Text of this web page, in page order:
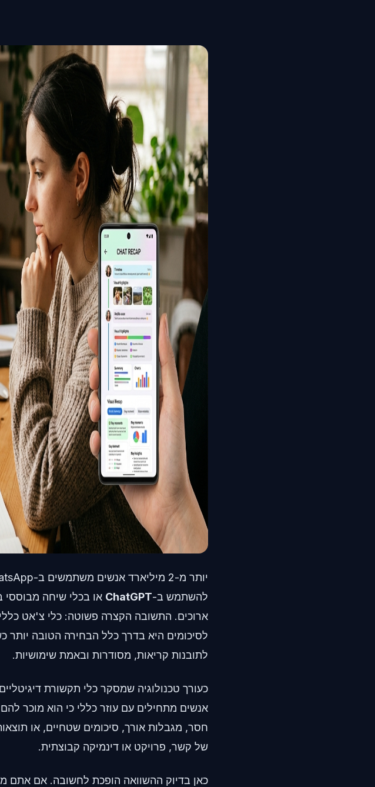
להשתמש ב-ChatGPT או בכלי שיחה מבוססי
ארוכים. התשובה הקצרה פשוטה: כלי צ'אט
לתובנות קריאות, מסודרות ובאמת שימושיות.
כעורך טכנולוגיה שמסקר כלי תקשורת
אנשים מתחילים עם עוזר כללי כי הוא מוכר
חסר, מגבלות אורך, סיכומים שטחיים, או
של קשר, פרויקט או דינמיקה קבוצתית.
כאן בדיוק ההשוואה הופכת לחשובה. אם אתם